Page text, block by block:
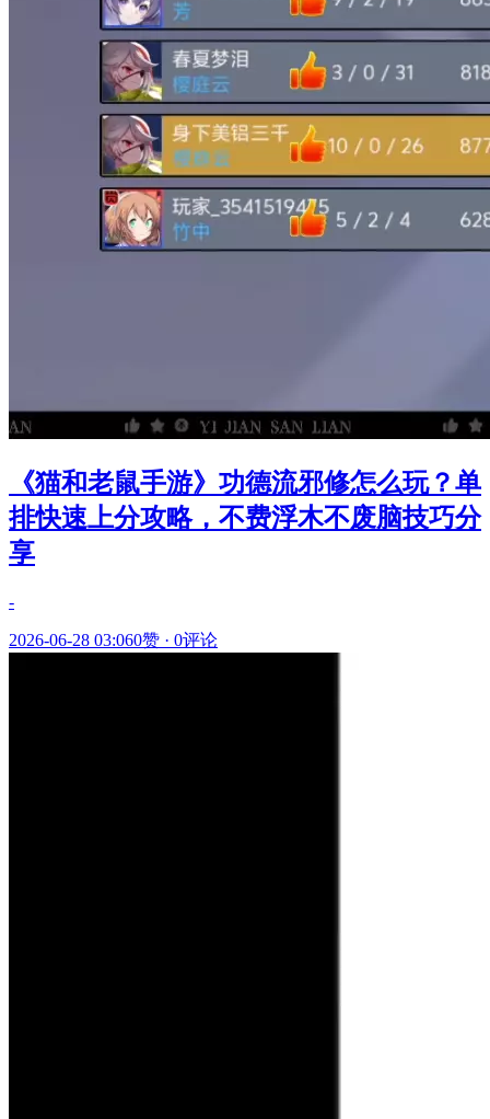
《猫和老鼠手游》功德流邪修怎么玩？单
排快速上分攻略，不费浮木不废脑技巧分
享
-
2026-06-28 03:060赞 · 0评论